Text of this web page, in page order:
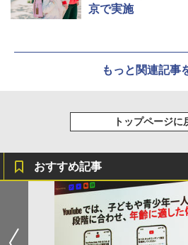
京で実施
もっと関連記事
トップページに
おすすめ記事